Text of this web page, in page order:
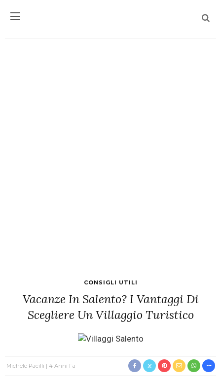
CONSIGLI UTILI
Vacanze In Salento? I Vantaggi Di
Scegliere Un Villaggio Turistico
Michele Pacilli 4 Anni Fa